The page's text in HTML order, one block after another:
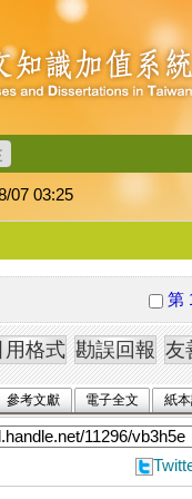
07 03:25
第
參考文獻 電子全文 紙